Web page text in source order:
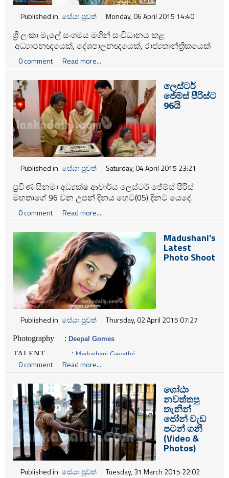
Published in සේයා පුවත් Monday, 06 April 2015 14:40
ශ්‍රී ලංකා මැලේ සංගමය මගින් සංවිධානය කළ
අධ්‍යාපනඥයෙක්, දේශපාලනඥයෙක්, රාජ්‍යතාන්ත්‍රිකයෙක්
වූ ටී බී ජයා මහතාගේ 125 වන ජන්ම දින සැමරුම සහ ශ්‍රී
ලංකා මැලේ භාෂා දිනය සැමරීම පසුගියදා කොළඹ නව
නගර ශාලාවේදී පැවැත් විණි.
0 comment Read more...
ලෙස්ටර්
ජේම්ස් පීරිස්ට
96යි
Published in සේයා පුවත් Saturday, 04 April 2015 23:21
ප්‍රවීණ සිනමා අධ්‍යක්ෂ ආචාර්ය ලෙස්ටර් ජේම්ස් පීරිස්
මහතාගේ 96 වන උපන් දිනය හෙට(05) දිනට යෙදේ.
0 comment Read more...
Madushani's
Latest
Photo Shoot
Published in සේයා පුවත් Thursday, 02 April 2015 07:27
Photography : Deepal Gomes
TALENT : Madushani Gayathri
Edit & Creation :Sanjeewa Vidanagamage
0 comment Read more...
ගෝඨා
නවත්තපු
තැනින්
ජෝන් වැඩ
පටන් ගනී
(Video &
Photos)
Published in සේයා පුවත් Tuesday, 31 March 2015 22:02